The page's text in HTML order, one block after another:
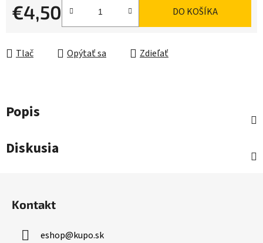
€4,50
Jednotková cena:
DO KOŠÍKA
Tlač Opýtať sa Zdieľať
Popis
Diskusia
Kontakt
eshop@kupo.sk